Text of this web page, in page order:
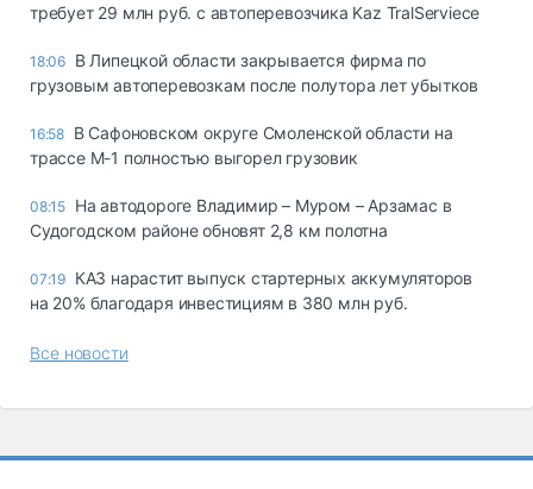
требует 29 млн руб. с автоперевозчика Kaz TralServiece
18:06 В Липецкой области закрывается фирма по
грузовым автоперевозкам после полутора лет убытков
16:58 В Сафоновском округе Смоленской области на
трассе М-1 полностью выгорел грузовик
08:15 На автодороге Владимир – Муром – Арзамас в
Судогодском районе обновят 2,8 км полотна
07:19 КАЗ нарастит выпуск стартерных аккумуляторов
на 20% благодаря инвестициям в 380 млн руб.
Все новости